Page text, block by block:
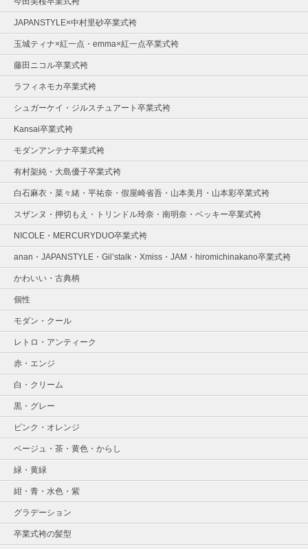
JAPANSTYLE×中村里砂卒業式袴
玉城ティナ×紅一点・emma×紅一点卒業式袴
藤田ニコル卒業式袴
ラフィネモカ卒業式袴
シュガーケイ・ジルスチュアート卒業式袴
Kansai卒業式袴
モダンアンテナ卒業式袴
有村架純・大島優子卒業式袴
白石麻衣・菜々緒・平祐奈・假屋崎省吾・山本美月・山本彩卒業式袴
スザンヌ・押切もえ・トリンドル玲奈・南明奈・ベッキー卒業式袴
NICOLE・MERCURYDUO卒業式袴
anan・JAPANSTYLE・Gil’stalk・Xmiss・JAM・hiromichinakano卒業式袴
かわいい・古典柄
個性
モダン・クール
レトロ・アンティーク
赤・エンジ
白・クリーム
黒・グレー
ピンク・オレンジ
ベージュ・茶・黄色・からし
緑・黄緑
紺・青・水色・紫
グラデーション
卒業式袴の髪型